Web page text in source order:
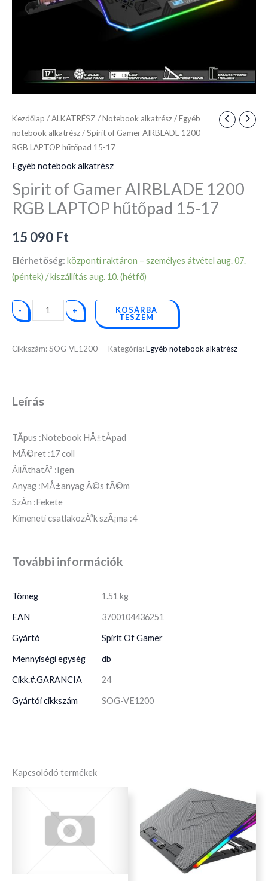
Kezdőlap /ALKATRÉSZ /Notebook alkatrész/Egyéb
notebook alkatrész/ Spirit of Gamer AIRBLADE 1200
RGB LAPTOP hűtőpad 15-17
Egyéb notebook alkatrész
Spirit of Gamer AIRBLADE 1200
RGB LAPTOP hűtőpad 15-17
15 090 Ft
Elérhetőség: központi raktáron – személyes átvétel aug. 07.
(péntek) / kiszállítás aug. 10. (hétfő)
-
17
+ KOSÁRBA
TESZEM
Cikkszám:SOG-VE1200 Kategória:Egyéb notebook alkatrész
Leírás
TÃ­pus :Notebook HÅ±tÅpad
MÃ©ret :17 coll
ÃllÃ­thatÃ³ :Igen
Anyag :MÅ±anyag Ã©s fÃ©m
SzÃ­n :Fekete
Kimeneti csatlakozÃ³k szÃ¡ma :4
További információk
Tömeg 1.51 kg
EAN 3700104436251
Gyártó Spirit Of Gamer
Mennyiségi egység db
Cikk.#.GARANCIA 24
Gyártói cikkszám SOG-VE1200
Kapcsolódó termékek